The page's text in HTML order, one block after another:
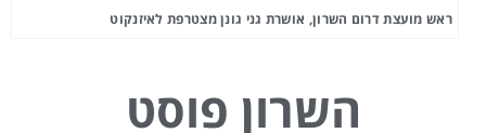
ראש מועצת דרום השרון, אושרת גני גונן מצטרפת לאיזנקוט
השרון פוסט